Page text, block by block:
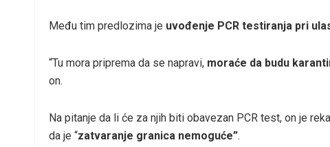
Među tim predlozima je uvođenje PCR testiranja pri
“Tu mora priprema da se napravi, moraće da budu
on.
Na pitanje da li će za njih biti obavezan PCR test, on je
da je “zatvaranje granica nemoguće”.